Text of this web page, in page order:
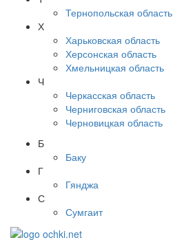
Тернопольская область
Х
Харьковская область
Херсонская область
Хмельницкая область
Ч
Черкасская область
Черниговская область
Черновицкая область
Б
Баку
Г
Гянджа
С
Сумгаит